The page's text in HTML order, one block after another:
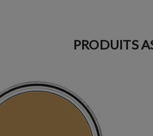
PRODUITS